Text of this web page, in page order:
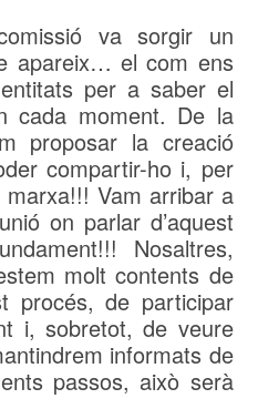
va sorgir un
apareix… el com ens
per a saber el
cada moment. De la
proposar la creació
compartir-ho i, per
Vam arribar a
on parlar d’aquest
Nosaltres,
molt contents de
procés, de participar
i, sobretot, de veure
informats de
passos, això serà